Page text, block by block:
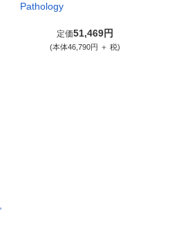
Pathology
定価51,469円
(本体46,790円 ＋ 税)